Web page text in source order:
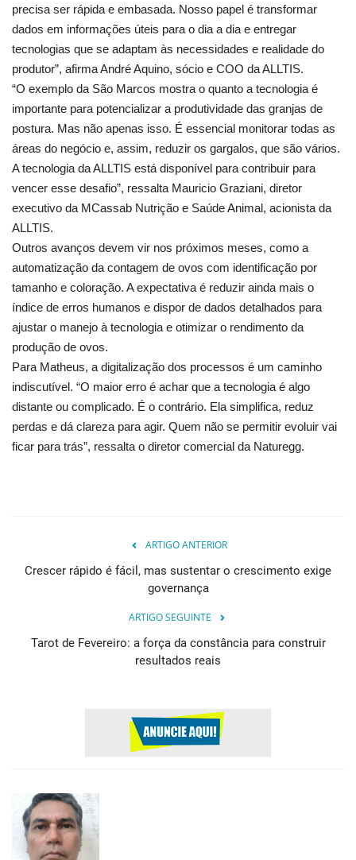
precisa ser rápida e embasada. Nosso papel é transformar
dados em informações úteis para o dia a dia e entregar
tecnologias que se adaptam às necessidades e realidade do
produtor”, afirma André Aquino, sócio e COO da ALLTIS.
“O exemplo da São Marcos mostra o quanto a tecnologia é
importante para potencializar a produtividade das granjas de
postura. Mas não apenas isso. É essencial monitorar todas as
áreas do negócio e, assim, reduzir os gargalos, que são vários.
A tecnologia da ALLTIS está disponível para contribuir para
vencer esse desafio”, ressalta Mauricio Graziani, diretor
executivo da MCassab Nutrição e Saúde Animal, acionista da
ALLTIS.
Outros avanços devem vir nos próximos meses, como a
automatização da contagem de ovos com identificação por
tamanho e coloração. A expectativa é reduzir ainda mais o
índice de erros humanos e dispor de dados detalhados para
ajustar o manejo à tecnologia e otimizar o rendimento da
produção de ovos.
Para Matheus, a digitalização dos processos é um caminho
indiscutível. “O maior erro é achar que a tecnologia é algo
distante ou complicado. É o contrário. Ela simplifica, reduz
perdas e dá clareza para agir. Quem não se permitir evoluir vai
ficar para trás”, ressalta o diretor comercial da Naturegg.
ARTIGO ANTERIOR
Crescer rápido é fácil, mas sustentar o crescimento exige
governança
ARTIGO SEGUINTE
Tarot de Fevereiro: a força da constância para construir
resultados reais